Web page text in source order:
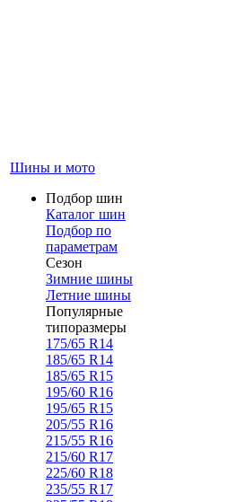
Шины и мото
Подбор шин
Каталог шин
Подбор по
параметрам
Сезон
Зимние шины
Летние шины
Популярные
типоразмеры
175/65 R14
185/65 R14
185/65 R15
195/60 R16
195/65 R15
205/55 R16
215/55 R16
215/60 R17
225/60 R18
235/55 R17